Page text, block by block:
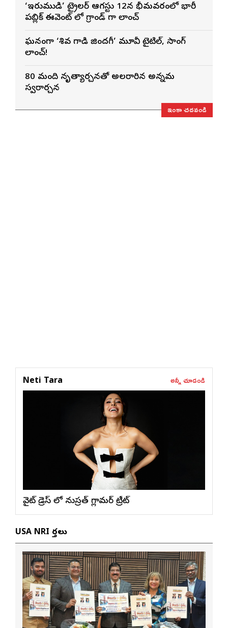
‘ఇరుముడి’ ట్రైలర్ ఆగస్టు 12న భీమవరంలో భారీ
పబ్లిక్ ఈవెంట్ లో గ్రాండ్ గా లాంచ్
ఘనంగా ‘శివ గాడి జింద‌గీ’ మూవీ టైటిల్, సాంగ్
లాంచ్!
80 మంది నృత్యార్చనతో అలరారిన అన్నమ
స్వరార్చన
ఇంకా చదవండి
Neti Tara అన్నీ చూడండి
వైట్ డ్రెస్ లో నుస్ర‌త్ గ్లామ‌ర్ ట్రీట్
USA NRI వార్తలు